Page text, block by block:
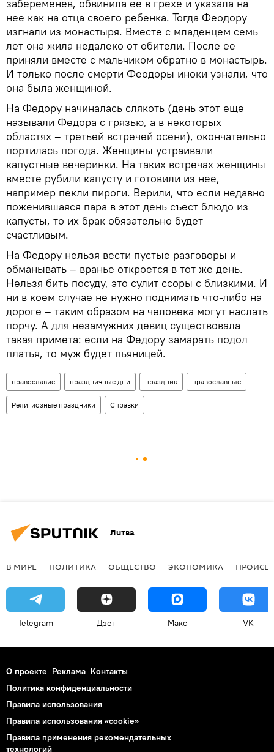
забеременев, обвинила ее в грехе и указала на
нее как на отца своего ребенка. Тогда Феодору
изгнали из монастыря. Вместе с младенцем семь
лет она жила недалеко от обители. После ее
приняли вместе с мальчиком обратно в монастырь.
И только после смерти Феодоры иноки узнали, что
она была женщиной.
На Федору начиналась слякоть (день этот еще
называли Федора с грязью, а в некоторых
областях – третьей встречей осени), окончательно
портилась погода. Женщины устраивали
капустные вечеринки. На таких встречах женщины
вместе рубили капусту и готовили из нее,
например пекли пироги. Верили, что если недавно
поженившаяся пара в этот день съест блюдо из
капусты, то их брак обязательно будет
счастливым.
На Федору нельзя вести пустые разговоры и
обманывать – вранье откроется в тот же день.
Нельзя бить посуду, это сулит ссоры с близкими. И
ни в коем случае не нужно поднимать что-либо на
дороге – таким образом на человека могут наслать
порчу. А для незамужних девиц существовала
такая примета: если на Федору замарать подол
платья, то муж будет пьяницей.
православие праздничные дни праздник православные
Религиозные праздники Справки
Литва
В МИРЕ ПОЛИТИКА ОБЩЕСТВО ЭКОНОМИКА
Telegram Дзен Макс VK
О проекте Реклама Контакты
Политика конфиденциальности
Правила использования
Правила использования «cookie»
Правила применения рекомендательных
технологий